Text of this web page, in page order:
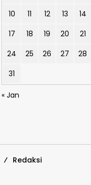
10
11 12 13 14
17
18 19 20 21
24
25 26 27 28
31
« Jan
Redaksi